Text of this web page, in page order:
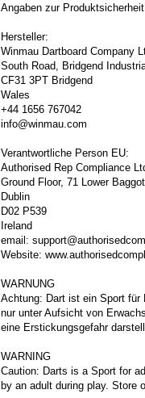
Angaben zur
Hersteller:
Winmau Dartboard Company
South Road, Bridgend
CF31 3PT Bridgend
Wales
+44 1656 767042
info@winmau.com
Verantwortliche Person EU:
Authorised Rep Compliance
Ground Floor, 71 Lower
Dublin
D02 P539
Ireland
email:
Website:
WARNUNG
Achtung: Dart ist ein Sport für
nur unter Aufsicht von
eine Erstickungsgefahr
WARNING
Caution: Darts is a Sport for
by an adult during play. Store